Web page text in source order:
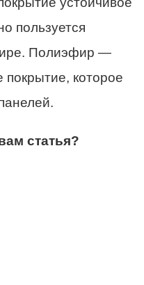
пользуется
Полиэфир —
покрытие, которое
статья?